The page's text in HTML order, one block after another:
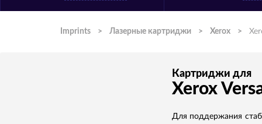
Imprints > Лазерные картриджи > Xerox >
Картриджи для
Xerox
Для поддержания